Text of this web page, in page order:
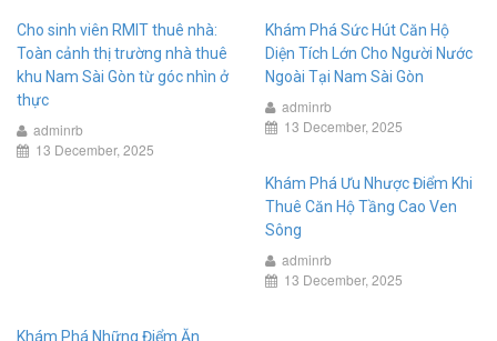
Cho sinh viên RMIT thuê nhà:
Toàn cảnh thị trường nhà thuê
khu Nam Sài Gòn từ góc nhìn ở
thực
adminrb
13 December, 2025
Khám Phá Sức Hút Căn Hộ
Diện Tích Lớn Cho Người Nước
Ngoài Tại Nam Sài Gòn
adminrb
13 December, 2025
Khám Phá Ưu Nhược Điểm Khi
Thuê Căn Hộ Tầng Cao Ven
Sông
adminrb
13 December, 2025
Khám Phá Những Điểm Ăn